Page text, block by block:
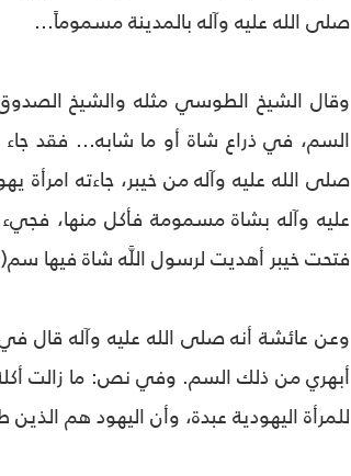
صلى الله عليه وآله بالمدينة مسموماً...
السم، في ذراع شاة أو ما شابه... فقد
صلى الله عليه وآله من خيبر، جاءته
عليه وآله بشاة مسمومة فأكل منها،
فتحت خيبر أهديت لرسول اللَّه شاة فيها سم(7).
وعن عائشة أنه صلى الله عليه وآله قال
للمرأة اليهودية عبدة، وأن اليهود هم الذين